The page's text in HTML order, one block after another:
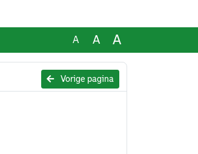
A A A
Vorige pagina